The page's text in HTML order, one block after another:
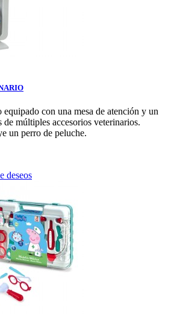
con una mesa de atención y un
de múltiples accesorios veterinarios.
un perro de peluche.
deseos